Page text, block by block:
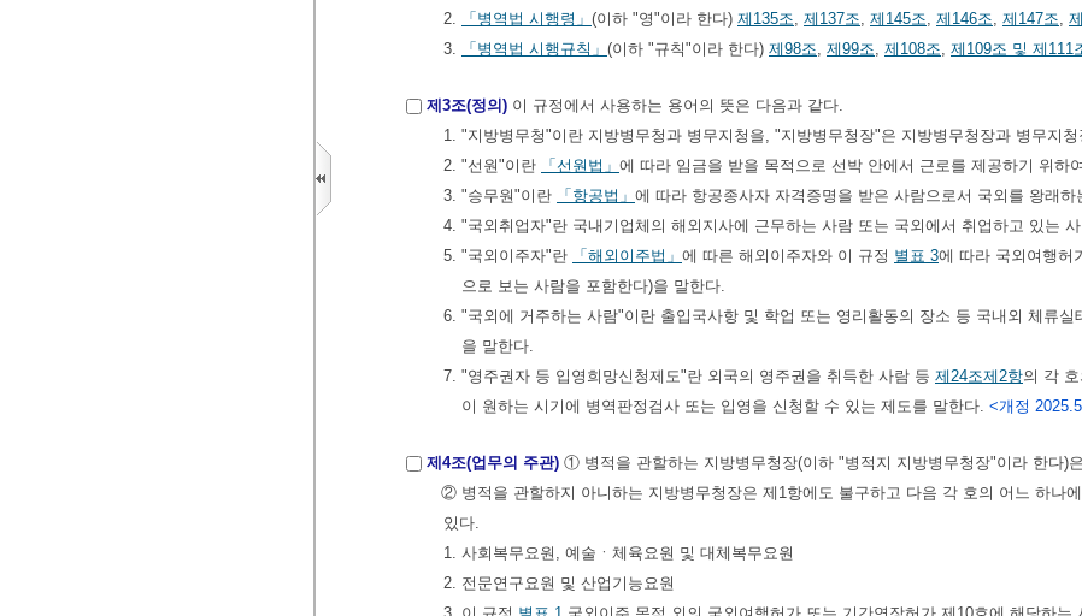
2.
「병역법 시행령」 (이하 "영"이라 한다) 제135조, 제137조, 제145조, 제146조, 제147조,
3.
「병역법 시행규칙」 (이하 "규칙"이라 한다) 제98조, 제99조, 제108조, 제109조 및 제111
제3조(정의) 이 규정에서 사용하는 용어의 뜻은 다음과 같다.
1. "지방병무청"이란 지방병무청과 병무지청을, "지방병무청장"은 지방병무청장과 병무지
2. "선원"이란
「선원법」 에 따라 임금을 받을 목적으로 선박 안에서 근로를 제공하기 위
3. "승무원"이란
「항공법」 에 따라 항공종사자 자격증명을 받은 사람으로서 국외를 왕래
4. "국외취업자"란 국내기업체의 해외지사에 근무하는 사람 또는 국외에서 취업하고 있는
5. "국외이주자"란
「해외이주법」 에 따른 해외이주자와 이 규정 별표 3에 따라 국외여행허
으로 보는 사람을 포함한다)을 말한다.
6. "국외에 거주하는 사람"이란 출입국사항 및 학업 또는 영리활동의 장소 등 국내외 체류
을 말한다.
7. "영주권자 등 입영희망신청제도"란 외국의 영주권을 취득한 사람 등 제24조제2항의 각
이 원하는 시기에 병역판정검사 또는 입영을 신청할 수 있는 제도를 말한다. <개정
제4조(업무의 주관) ① 병적을 관할하는 지방병무청장(이하 "병적지 지방병무청장"이라 한다)은
② 병적을 관할하지 아니하는 지방병무청장은 제1항에도 불구하고 다음 각 호의 어느 하나
있다.
1. 사회복무요원, 예술ㆍ체육요원 및 대체복무요원
2. 전문연구요원 및 산업기능요원